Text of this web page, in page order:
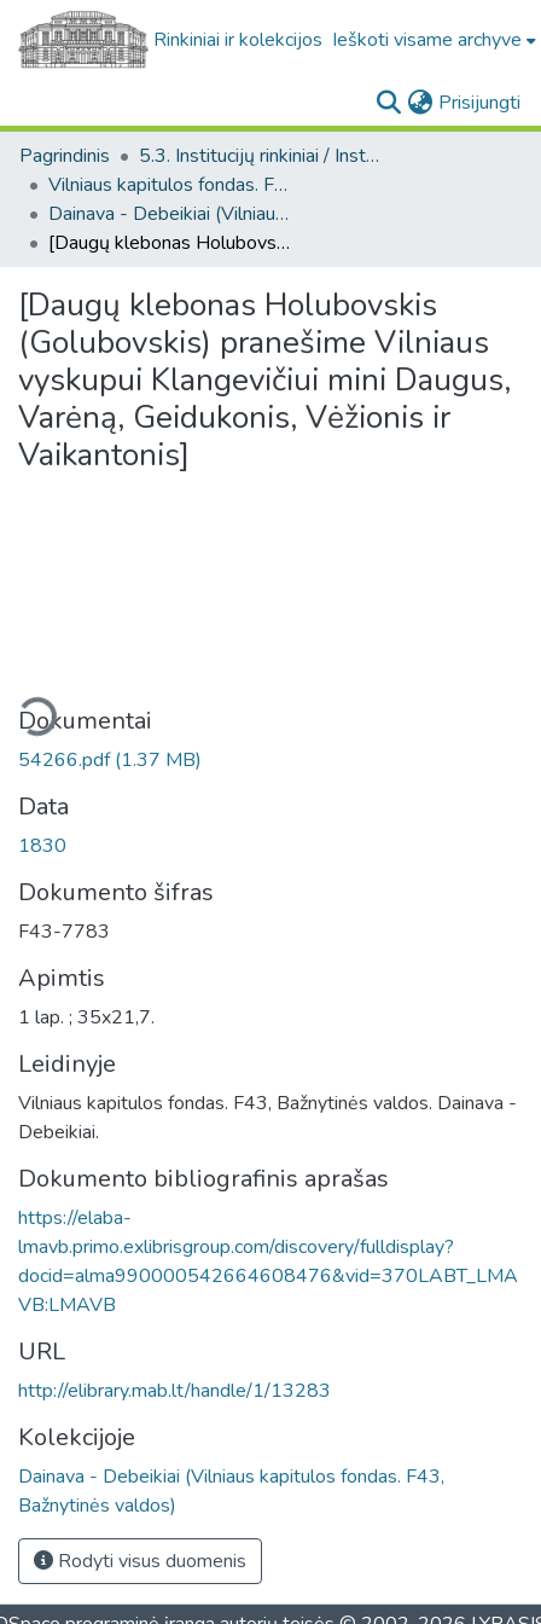
Rinkiniai ir kolekcijos Ieškoti visame archyve
Prisijungti
Pagrindinis
5.3. Institucijų rinkiniai / Institutional collections
Vilniaus kapitulos fondas. F43
Dainava - Debeikiai (Vilniaus kapitulos fondas. F43, Bažnytinės valdos)
[Daugų klebonas Holubovskis (Golubovskis) pranešime Vilniaus vyskupui Klangevičiui mini Daugus, Varėną, Geidukonis, Vėžionis ir Vaikantonis]
[Daugų klebonas Holubovskis
(Golubovskis) pranešime Vilniaus
vyskupui Klangevičiui mini Daugus,
Varėną, Geidukonis, Vėžionis ir
Vaikantonis]
Dokumentai
54266.pdf(1.37 MB)
Data
1830
Dokumento šifras
F43-7783
Apimtis
1 lap. ; 35x21,7.
Leidinyje
Vilniaus kapitulos fondas. F43, Bažnytinės valdos. Dainava -
Debeikiai.
Dokumento bibliografinis aprašas
https://elaba-
lmavb.primo.exlibrisgroup.com/discovery/fulldisplay?
docid=alma990000542664608476&vid=370LABT_LMA
VB:LMAVB
URL
http://elibrary.mab.lt/handle/1/13283
Kolekcijoje
Dainava - Debeikiai (Vilniaus kapitulos fondas. F43,
Bažnytinės valdos)
Rodyti visus duomenis